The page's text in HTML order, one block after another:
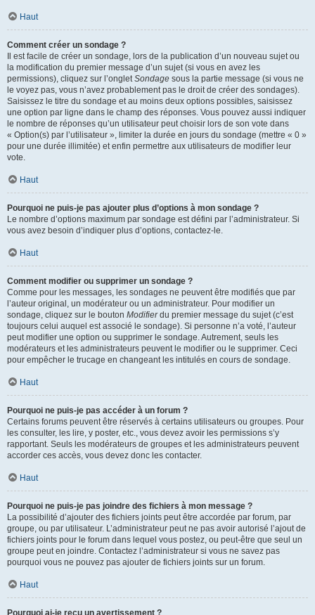
Haut
Comment créer un sondage ?
Il est facile de créer un sondage, lors de la publication d’un nouveau sujet ou
la modification du premier message d’un sujet (si vous en avez les
permissions), cliquez sur l’ongletSondage sous la partie message (si vous ne
le voyez pas, vous n’avez probablement pas le droit de créer des sondages).
Saisissez le titre du sondage et au moins deux options possibles, saisissez
une option par ligne dans le champ des réponses. Vous pouvez aussi indiquer
le nombre de réponses qu’un utilisateur peut choisir lors de son vote dans
« Option(s) par l’utilisateur », limiter la durée en jours du sondage (mettre « 0 »
pour une durée illimitée) et enfin permettre aux utilisateurs de modifier leur
vote.
Haut
Pourquoi ne puis-je pas ajouter plus d’options à mon sondage ?
Le nombre d’options maximum par sondage est défini par l’administrateur. Si
vous avez besoin d’indiquer plus d’options, contactez-le.
Haut
Comment modifier ou supprimer un sondage ?
Comme pour les messages, les sondages ne peuvent être modifiés que par
l’auteur original, un modérateur ou un administrateur. Pour modifier un
sondage, cliquez sur le bouton Modifierdu premier message du sujet (c’est
toujours celui auquel est associé le sondage). Si personne n’a voté, l’auteur
peut modifier une option ou supprimer le sondage. Autrement, seuls les
modérateurs et les administrateurs peuvent le modifier ou le supprimer. Ceci
pour empêcher le trucage en changeant les intitulés en cours de sondage.
Haut
Pourquoi ne puis-je pas accéder à un forum ?
Certains forums peuvent être réservés à certains utilisateurs ou groupes. Pour
les consulter, les lire, y poster, etc., vous devez avoir les permissions s’y
rapportant. Seuls les modérateurs de groupes et les administrateurs peuvent
accorder ces accès, vous devez donc les contacter.
Haut
Pourquoi ne puis-je pas joindre des fichiers à mon message ?
La possibilité d’ajouter des fichiers joints peut être accordée par forum, par
groupe, ou par utilisateur. L’administrateur peut ne pas avoir autorisé l’ajout de
fichiers joints pour le forum dans lequel vous postez, ou peut-être que seul un
groupe peut en joindre. Contactez l’administrateur si vous ne savez pas
pourquoi vous ne pouvez pas ajouter de fichiers joints sur un forum.
Haut
Pourquoi ai-je reçu un avertissement ?